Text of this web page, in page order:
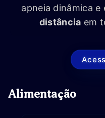
apneia dinâmica e
distância em
Alimentação